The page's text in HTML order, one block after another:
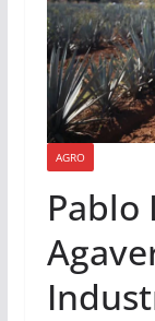
AGRO
Pablo